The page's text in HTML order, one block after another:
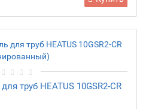
труб HEATUS 10GSR2-CR